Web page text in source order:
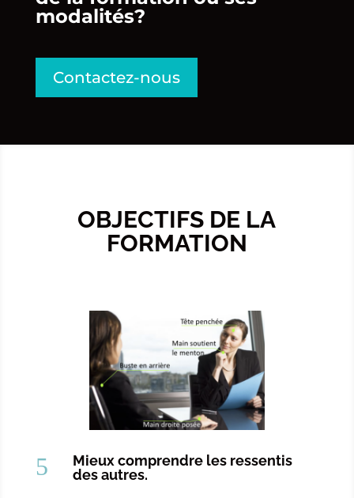
modalités?
Contactez-nous
OBJECTIFS DE LA
FORMATION
5
Mieux comprendre les ressentis
des autres.